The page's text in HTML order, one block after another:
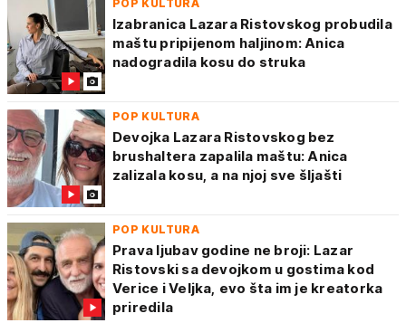
POP KULTURA
Izabranica Lazara Ristovskog probudila
maštu pripijenom haljinom: Anica
nadogradila kosu do struka
POP KULTURA
Devojka Lazara Ristovskog bez
brushaltera zapalila maštu: Anica
zalizala kosu, a na njoj sve šljašti
POP KULTURA
Prava ljubav godine ne broji: Lazar
Ristovski sa devojkom u gostima kod
Verice i Veljka, evo šta im je kreatorka
priredila